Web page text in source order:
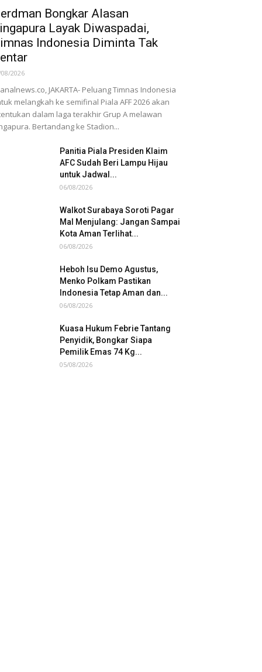
Bongkar Alasan
Layak Diwaspadai,
Indonesia Diminta Tak
2026
JAKARTA- Peluang Timnas Indonesia
melangkah ke semifinal Piala AFF 2026 akan
dalam laga terakhir Grup A melawan
Bertandang ke Stadion...
Panitia Piala Presiden Klaim
AFC Sudah Beri Lampu Hijau
untuk Jadwal...
06/08/2026
Walkot Surabaya Soroti Pagar
Mal Menjulang: Jangan Sampai
Kota Aman Terlihat...
06/08/2026
Heboh Isu Demo Agustus,
Menko Polkam Pastikan
Indonesia Tetap Aman dan...
06/08/2026
Kuasa Hukum Febrie Tantang
Penyidik, Bongkar Siapa
Pemilik Emas 74 Kg...
05/08/2026